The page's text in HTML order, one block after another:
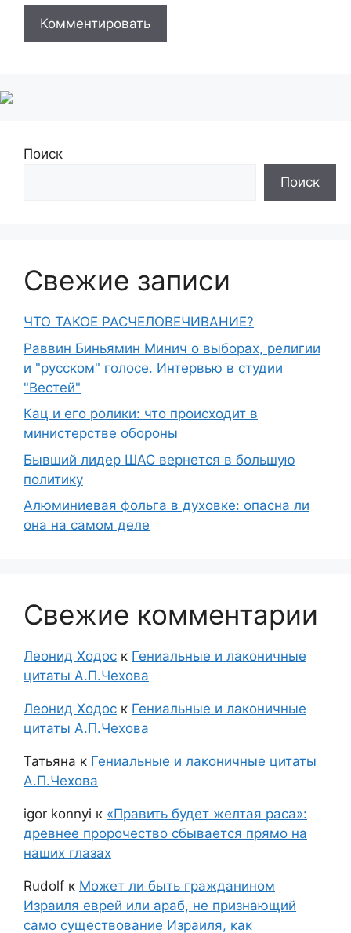
Поиск
Поиск
Свежие записи
ЧТО ТАКОЕ РАСЧЕЛОВЕЧИВАНИЕ?
Раввин Биньямин Минич о выборах, религии
и "русском" голосе. Интервью в студии
"Вестей"
Кац и его ролики: что происходит в
министерстве обороны
Бывший лидер ШАС вернется в большую
политику
Алюминиевая фольга в духовке: опасна ли
она на самом деле
Свежие комментарии
Леонид Ходос к Гениальные и лаконичные
цитаты А.П.Чехова
Леонид Ходос к Гениальные и лаконичные
цитаты А.П.Чехова
Татьяна к Гениальные и лаконичные цитаты
А.П.Чехова
igor konnyi к «Править будет желтая раса»:
древнее пророчество сбывается прямо на
наших глазах
Rudolf к Может ли быть гражданином
Израиля еврей или араб, не признающий
само существование Израиля, как